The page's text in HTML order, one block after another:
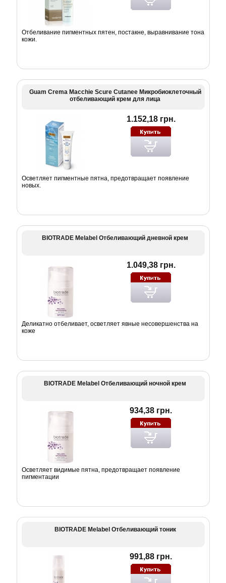
Отбеливание пигментных пятен, постакне, выравнивание тона
кожи.
Guam Crema Macchie Scure Cutanee Микробиоклеточный
отбеливающий крем для лица
1.152,18 грн.
Осветляет пигментные пятна, предотвращает появление
новых.
BIOTRADE Melabel Отбеливающий дневной крем
1.049,38 грн.
Деликатно отбеливает, осветляет явные несовершенства на
коже
BIOTRADE Melabel Отбеливающий ночной крем
934,38 грн.
Осветляет видимые пятна, предотвращает появление
пигментации
BIOTRADE Melabel Отбеливающий тоник
991,88 грн.